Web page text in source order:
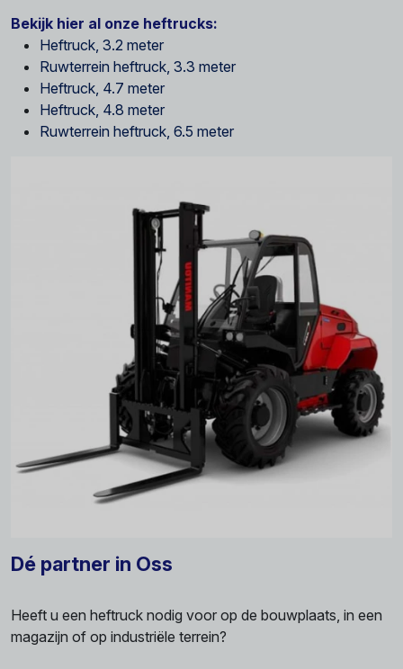
Bekijk hier al onze heftrucks:
Heftruck, 3.2 meter
Ruwterrein heftruck, 3.3 meter
Heftruck, 4.7 meter
Heftruck, 4.8 meter
Ruwterrein heftruck, 6.5 meter
Dé partner in Oss
Heeft u een heftruck nodig voor op de bouwplaats, in een
magazijn of op industriële terrein?